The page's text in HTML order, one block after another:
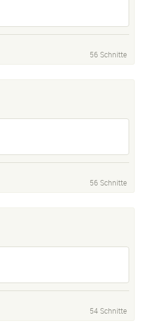
56 Schnitte
56 Schnitte
54 Schnitte